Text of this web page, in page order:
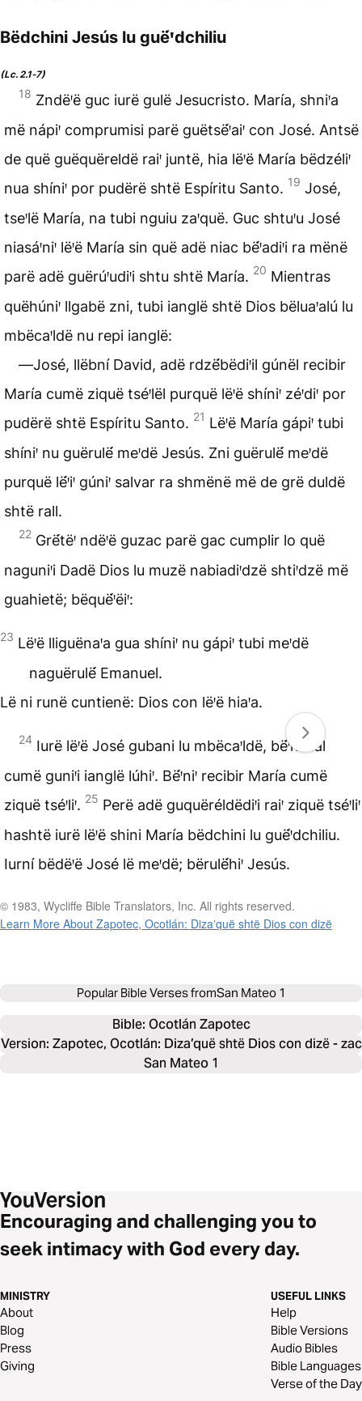
Bëdchini Jesús lu guë́ꞌdchiliu
(Lc. 2.1‑7)
18 Zndëꞌë guc iurë gulë Jesucristo. María, shniꞌa
më nápiꞌ comprumisi parë guëtsë́ꞌaiꞌ con José. Antsë
de quë guëquëreldë raiꞌ juntë, hia lëꞌë María bëdzéliꞌ
nua shíniꞌ por pudërë shtë Espíritu Santo. 19 José,
tseꞌlë María, na tubi nguiu zaꞌquë. Guc shtuꞌu José
niasáꞌniꞌ lëꞌë María sin quë adë niac bë́ꞌadiꞌi ra mënë
parë adë guërúꞌudiꞌi shtu shtë María. 20 Mientras
quëhúniꞌ llgabë zni, tubi ianglë shtë Dios bëluaꞌalú lu
mbëcaꞌldë nu repi ianglë:
―José, llëbní David, adë rdzë́bëdiꞌil gúnël recibir
María cumë ziquë tséꞌlël purquë lëꞌë shíniꞌ zéꞌdiꞌ por
pudërë shtë Espíritu Santo. 21 Lëꞌë María gápiꞌ tubi
shíniꞌ nu guërulë́ meꞌdë Jesús. Zni guërulë́ meꞌdë
purquë lë́ꞌiꞌ gúniꞌ salvar ra shmënë më de grë duldë
shtë rall.
22 Grë́tëꞌ ndëꞌë guzac parë gac cumplir lo quë
naguniꞌi Dadë Dios lu muzë nabiadiꞌdzë shtiꞌdzë më
guahietë; bëquë́ꞌëiꞌ:
23 Lëꞌë lliguënaꞌa gua shíniꞌ nu gápiꞌ tubi meꞌdë
naguërulë́ Emanuel.
Lë ni runë cuntienë: Dios con lëꞌë hiaꞌa.
24 Iurë lëꞌë José gubani lu mbëcaꞌldë, bë́ꞌniꞌ tal
cumë guniꞌi ianglë lúhiꞌ. Bë́ꞌniꞌ recibir María cumë
ziquë tséꞌliꞌ. 25 Perë adë guquëréldëdiꞌi raiꞌ ziquë tséꞌliꞌ
hashtë iurë lëꞌë shini María bëdchini lu guë́ꞌdchiliu.
Iurní bëdëꞌë José lë meꞌdë; bërulë́hiꞌ Jesús.
© 1983, Wycliffe Bible Translators, Inc. All rights reserved.
Learn More About Zapotec, Ocotlán: Dizaʼquë shtë Dios con dizë
Popular Bible Verses fromSan Mateo 1
Bible: Ocotlán Zapotec
Version: Zapotec, Ocotlán: Dizaʼquë shtë Dios con dizë - zac
San Mateo 1
Encouraging and challenging you to
seek intimacy with God every day.
MINISTRY
About
Blog
Press
Giving
USEFUL LINKS
Help
Bible Versions
Audio Bibles
Bible Languages
Verse of the Day